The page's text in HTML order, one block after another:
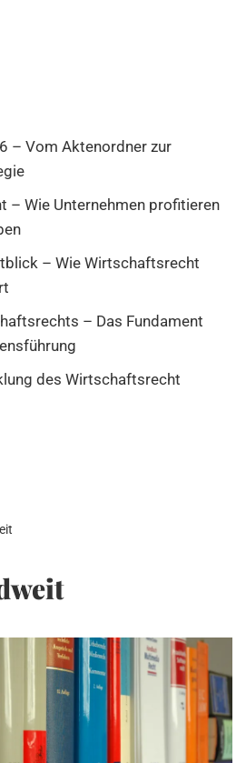
– Vom Aktenordner zur
– Wie Unternehmen profitieren
– Wie Wirtschaftsrecht
– Das Fundament
des Wirtschaftsrecht